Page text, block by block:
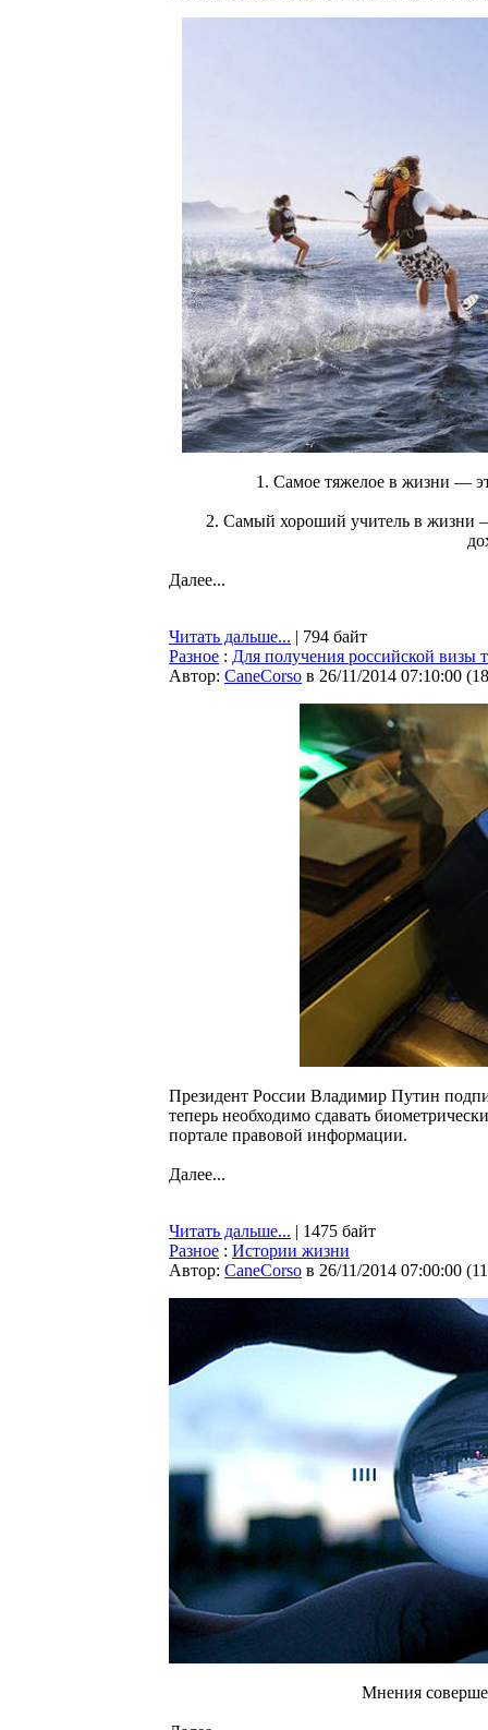
1. Самое тяжелое в жизни —
2. Самый хороший учитель в жизни
Далее...
Читать дальше... | 794 байт
Разное : Для получения российской визы
Автор: CaneCorso в 26/11/2014 07:10:00 (
Президент России Владимир Путин
теперь необходимо сдавать
портале правовой информации.
Далее...
Читать дальше... | 1475 байт
Разное : Истории жизни
Автор: CaneCorso в 26/11/2014 07:00:00 (
Мнения